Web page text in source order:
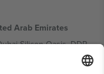
Arab Emirates
Silicon Oasis, DDP
A1, Office 302, Dubai,